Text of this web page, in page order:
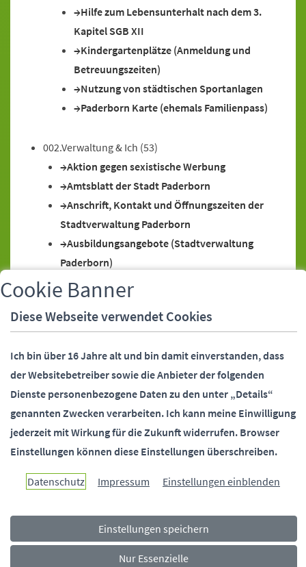
Hilfe zum Lebensunterhalt nach dem 3.
Kapitel SGB XII
Kindergartenplätze (Anmeldung und
Betreuungszeiten)
Nutzung von städtischen Sportanlagen
Paderborn Karte (ehemals Familienpass)
002.Verwaltung & Ich (53)
Aktion gegen sexistische Werbung
Amtsblatt der Stadt Paderborn
Anschrift, Kontakt und Öffnungszeiten der
Stadtverwaltung Paderborn
Ausbildungsangebote (Stadtverwaltung
Paderborn)
Bankeinzugsermächtigung (SEPA-Lastschrift)
Bankeinzugsermächtigung (SEPA-Lastschrift),
Widerruf
Paderborn)
Behördennummer 115
Bundesfreiwilligendienst (Stadtverwaltung
Paderborn)
Bürgermeister (Stellvertreter)
Bürgermeister (Telefonsprechstunde)
Bürgermeister und Beigeordnete
(Kontaktdaten)
Ehrungen (Alters-, Ehejubiläen)
Cookie Banner
Diese Webseite verwendet Cookies
Ich bin über 16 Jahre alt und bin damit einverstanden, dass
der Websitebetreiber sowie die Anbieter der folgenden
Dienste personenbezogene Daten zu den unter „Details“
genannten Zwecken verarbeiten. Ich kann meine Einwilligung
jederzeit mit Wirkung für die Zukunft widerrufen. Browser
Einstellungen können diese Einstellungen überschreiben.
Datenschutz Impressum Einstellungen einblenden
Einstellungen speichern
Nur Essenzielle